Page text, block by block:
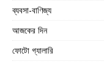
ব্যবসা-বাণিজ্য
আজকের দিন
ফোটো গ্যালারি